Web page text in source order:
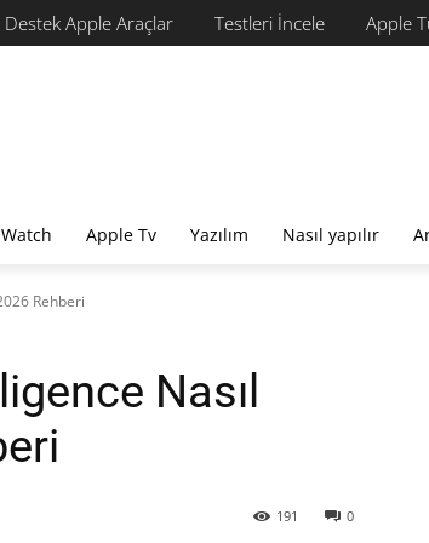
Destek Apple Araçlar Testleri İncele Apple
Apple Tv Yazılım Nasıl yapılır
Rehberi
Nasıl
0
191